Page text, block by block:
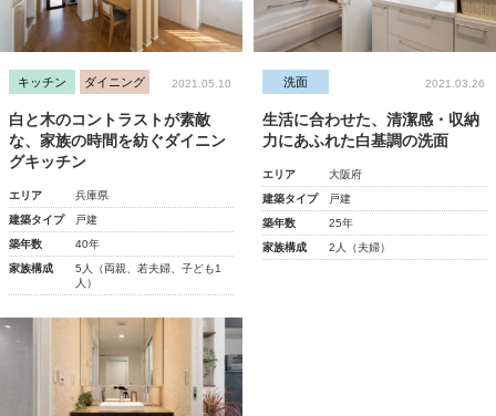
キッチン ダイニング 2021.05.10
白と木のコントラストが素敵
な、家族の時間を紡ぐダイニン
グキッチン
エリア
兵庫県
建築タイプ
戸建
築年数
40年
家族構成
5人（両親、若夫婦、子ども1
人）
洗面 2021.03.26
生活に合わせた、清潔感・収納
力にあふれた白基調の洗面
エリア
大阪府
建築タイプ
戸建
築年数
25年
家族構成
2人（夫婦）